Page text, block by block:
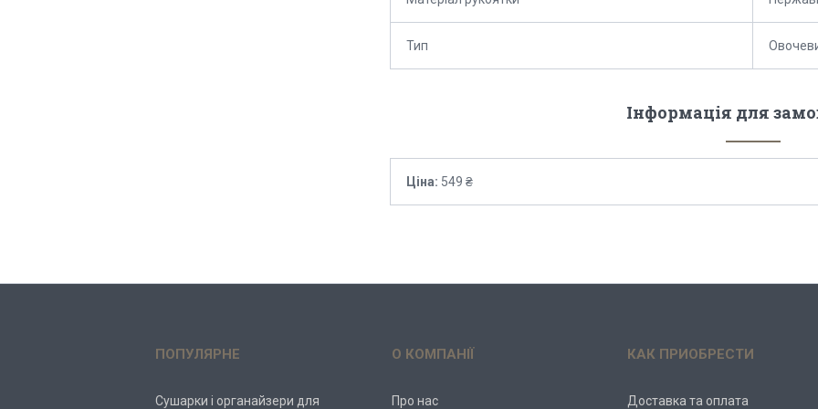
Тип
Інформація для
Ціна: 549 ₴
ПОПУЛЯРНЕ
Сушарки і органайзери для
О КОМПАНІЇ
Про нас
КАК ПРИОБРЕСТИ
Доставка та оплата